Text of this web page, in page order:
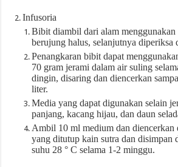
Infusoria
Bibit diambil dari alam menggunakan
berujung halus, selanjutnya diperiksa
Penangkaran bibit dapat
70 gram jerami dalam air suling
dingin, disaring dan diencerkan
liter.
Media yang dapat digunakan selain
panjang, kacang hijau, dan daun
Ambil 10 ml medium dan diencerkan
yang ditutup kain sutra dan disimpan
suhu 28 ° C selama 1-2 minggu.